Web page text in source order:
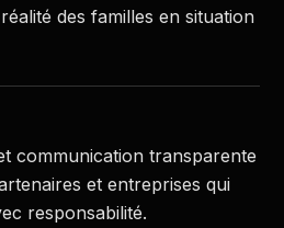
des familles en situation
communication transparente
et entreprises qui
responsabilité.